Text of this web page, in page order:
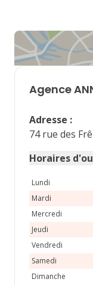
31
7
14
21
28
Agence
Adresse :
74 rue des
Horaires
Lundi
Mardi
Mercredi
Jeudi
Vendredi
Samedi
Dimanche